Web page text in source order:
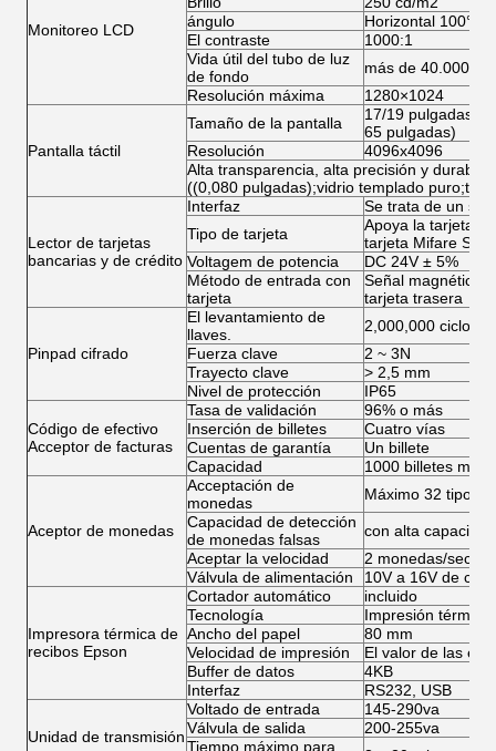
Monitoreo LCD
ángulo
Horizontal 100°
El contraste
1000:1
Vida útil del tubo de luz
de fondo
más de 40.000
Resolución máxima
1280×1024
Pantalla táctil
Tamaño de la pantalla
17/19 pulgadas
65 pulgadas)
Resolución
4096x4096
Alta transparencia, alta precisión y
((0,080 pulgadas);vidrio templado
Lector de tarjetas
bancarias y de crédito
Interfaz
Se trata de un
Tipo de tarjeta
Apoya la tarjeta
tarjeta Mifare
Voltagem de potencia
DC 24V ± 5%
Método de entrada con
tarjeta
Señal magnética,
tarjeta trasera
Pinpad cifrado
El levantamiento de
llaves.
2,000,000 ciclos
Fuerza clave
2 ~ 3N
Trayecto clave
> 2,5 mm
Nivel de protección
IP65
Código de efectivo
Acceptor de facturas
Tasa de validación
96% o más
Inserción de billetes
Cuatro vías
Cuentas de garantía
Un billete
Capacidad
1000 billetes
Aceptor de monedas
Acceptación de
monedas
Máximo 32 tipos
Capacidad de detección
de monedas falsas
con alta
Aceptar la velocidad
2 monedas/sec
Válvula de alimentación
10V a 16V de
Impresora térmica de
recibos Epson
Cortador automático
incluido
Tecnología
Impresión térmica
Ancho del papel
80 mm
Velocidad de impresión
El valor de las
Buffer de datos
4KB
Interfaz
RS232, USB
Unidad de transmisión
Voltado de entrada
145-290va
Válvula de salida
200-255va
Tiempo máximo para